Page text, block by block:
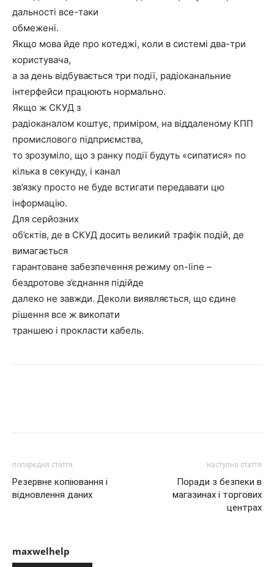
дальності все-таки
обмежені.
Якщо мова йде про котеджі, коли в системі два-три
користувача,
а за день відбувається три події, радіоканальние
інтерфейси працюють нормально.
Якщо ж СКУД з
радіоканалом коштує, приміром, на віддаленому КПП
промислового підприємства,
то зрозуміло, що з ранку події будуть «сипатися» по
кілька в секунду, і канал
зв’язку просто не буде встигати передавати цю
інформацію.
Для серйозних
об’єктів, де в СКУД досить великий трафік подій, де
вимагається
гарантоване забезпечення режиму on-line –
бездротове з’єднання підійде
далеко не завжди. Деколи виявляється, що єдине
рішення все ж викопати
траншею і прокласти кабель.
попередня стаття
Резервне копіювання і
відновлення даних
наступна стаття
Поради з безпеки в
магазинах і торгових
центрах
maxwelhelp